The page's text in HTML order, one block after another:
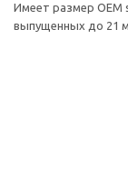
Имеет размер OEM
выпущенных до 21